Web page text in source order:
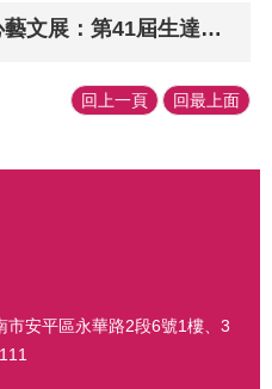
臺南市政府民治市政中心藝文展：第41屆生達兒童寫生賽·地方之美
回上一頁 回最上面
安平區永華路2段6號1樓、3